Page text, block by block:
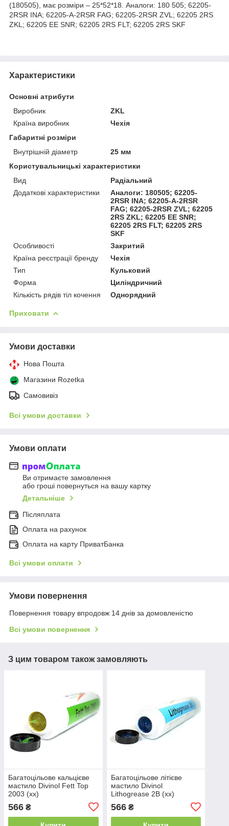
(180505), має розміри – 25*52*18. Аналоги: 180 505; 62205-
2RSR INA; 62205-A-2RSR FAG; 62205-2RSR ZVL; 62205 2RS
ZKL; 62205 EE SNR; 62205 2RS FLT; 62205 2RS SKF
Характеристики
Основні атрибути
Виробник
ZKL
Країна виробник
Чехія
Габаритні розміри
Внутрішній діаметр
25 мм
Користувальницькі характеристики
Вид
Радіальний
Додаткові характеристики
Аналоги: 180505; 62205-
2RSR INA; 62205-A-2RSR
FAG; 62205-2RSR ZVL; 62205
2RS ZKL; 62205 EE SNR;
62205 2RS FLT; 62205 2RS
SKF
Особливості
Закритий
Країна реєстрації бренду
Чехія
Тип
Кульковий
Форма
Циліндричний
Кількість рядів тіл кочення
Однорядний
Приховати
Умови доставки
Нова Пошта
Магазини Rozetka
Самовивіз
Всі умови доставки
Умови оплати
Ви отримаєте замовлення
або гроші повернуться на вашу картку
Детальніше
Післяплата
Оплата на рахунок
Оплата на карту ПриватБанка
Всі умови оплати
Умови повернення
Повернення товару впродовж 14 днів за домовленістю
Всі умови повернення
З цим товаром також замовляють
Багатоцільове кальцієве
мастило Divinol Fett Top
2003 (xx)
566 ₴
Багатоцільове літієве
мастило Divinol
Lithogrease 2B (xx)
566₴